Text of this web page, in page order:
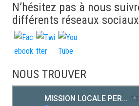
N’hésitez pas à nous
différents réseaux sociaux
NOUS TROUVER